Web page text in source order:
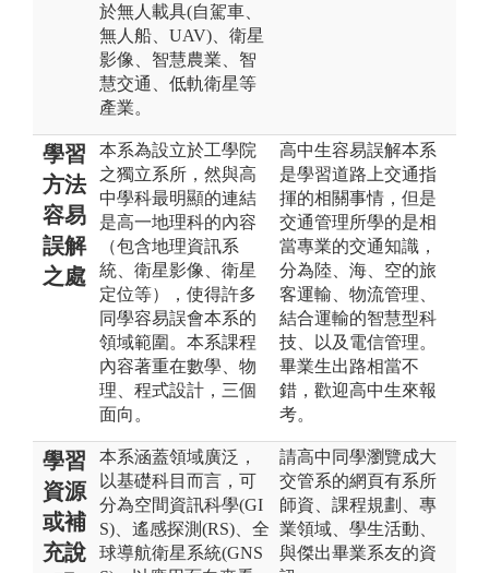
於無人載具(自駕車、
無人船、UAV)、衛星
影像、智慧農業、智
慧交通、低軌衛星等
產業。
學習
方法
容易
誤解
之處
本系為設立於工學院
之獨立系所，然與高
中學科最明顯的連結
是高一地理科的內容
（包含地理資訊系
統、衛星影像、衛星
定位等），使得許多
同學容易誤會本系的
領域範圍。本系課程
內容著重在數學、物
理、程式設計，三個
面向。
高中生容易誤解本系
是學習道路上交通指
揮的相關事情，但是
交通管理所學的是相
當專業的交通知識，
分為陸、海、空的旅
客運輸、物流管理、
結合運輸的智慧型科
技、以及電信管理。
畢業生出路相當不
錯，歡迎高中生來報
考。
學習
資源
或補
充說
本系涵蓋領域廣泛，
以基礎科目而言，可
分為空間資訊科學(GI
S)、遙感探測(RS)、全
球導航衛星系統(GNS
請高中同學瀏覽成大
交管系的網頁有系所
師資、課程規劃、專
業領域、學生活動、
與傑出畢業系友的資